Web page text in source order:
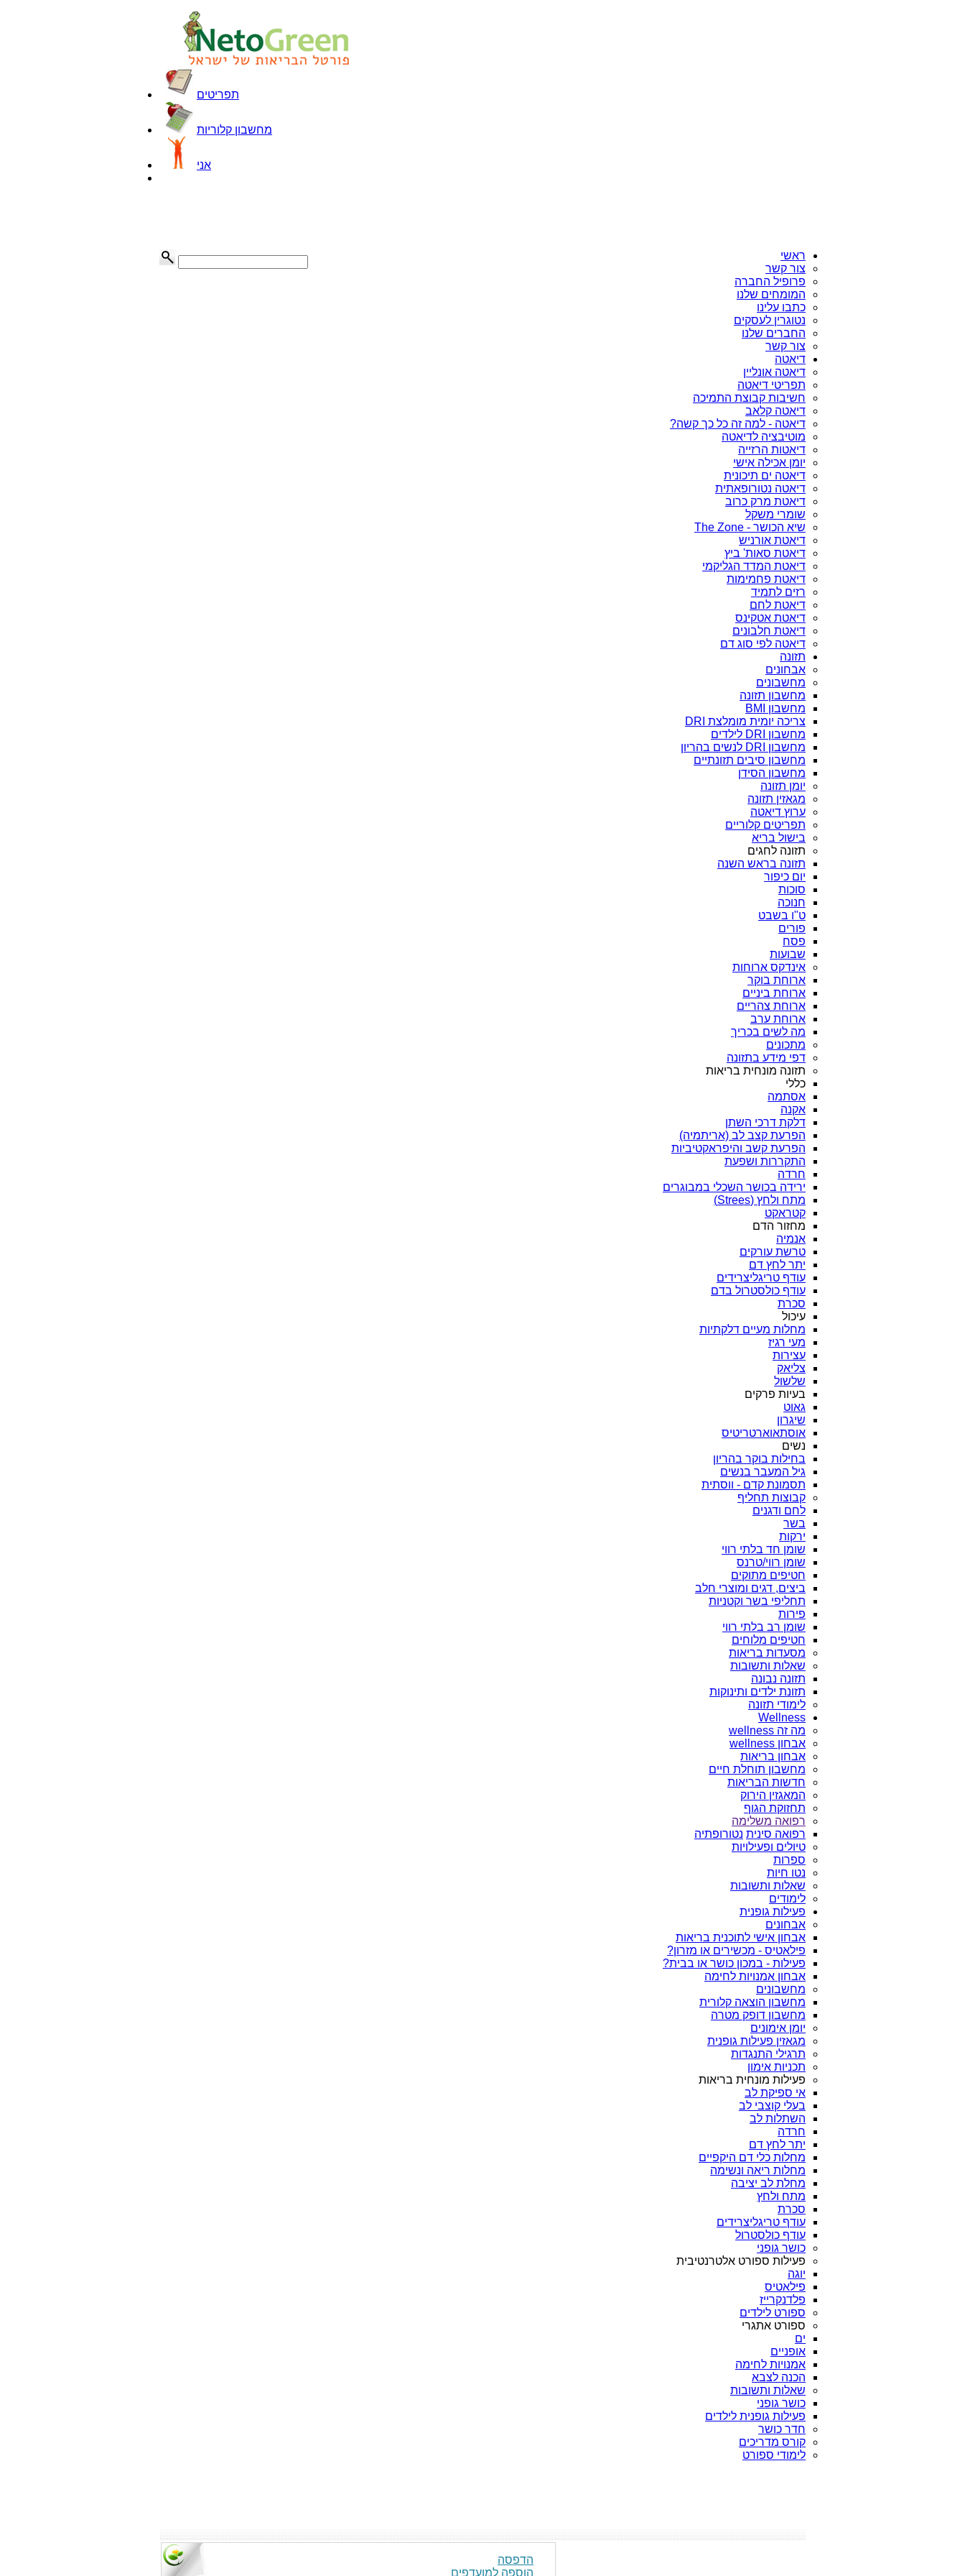
תפריטים
מחשבון קלוריות
אני
ראשי
צור קשר
פרופיל החברה
המומחים שלנו
כתבו עלינו
נטוגרין לעסקים
החברים שלנו
צור קשר
דיאטה
דיאטה אונליין
תפריטי דיאטה
חשיבות קבוצת התמיכה
דיאטה קלאב
דיאטה - למה זה כל כך קשה?
מוטיבציה לדיאטה
דיאטות הרזייה
יומן אכילה אישי
דיאטה ים תיכונית
דיאטה נטורופאתית
דיאטת מרק כרוב
שומרי משקל
שיא הכושר - The Zone
דיאטת אורניש
דיאטת סאות' ביץ
דיאטת המדד הגליקמי
דיאטת פחמימות
רזים לתמיד
דיאטת לחם
דיאטת אטקינס
דיאטת חלבונים
דיאטה לפי סוג דם
תזונה
אבחונים
מחשבונים
מחשבון תזונה
מחשבון BMI
צריכה יומית מומלצת DRI
מחשבון DRI לילדים
מחשבון DRI לנשים בהריון
מחשבון סיבים תזונתיים
מחשבון הסידן
יומן תזונה
מגאזין תזונה
ערוץ דיאטה
תפריטים קלוריים
בישול בריא
תזונה לחגים
תזונה בראש השנה
יום כיפור
סוכות
חנוכה
ט"ו בשבט
פורים
פסח
שבועות
אינדקס ארוחות
ארוחת בוקר
ארוחת ביניים
ארוחת צהריים
ארוחת ערב
מה לשים בכריך
מתכונים
דפי מידע בתזונה
תזונה מונחית בריאות
כללי
אסתמה
אקנה
דלקת דרכי השתן
הפרעת קצב לב (אריתמיה)
הפרעת קשב והיפראקטיביות
התקררות ושפעת
חרדה
ירידה בכושר השכלי במבוגרים
מתח ולחץ (Strees)
קטראקט
מחזור הדם
אנמיה
טרשת עורקים
יתר לחץ דם
עודף טריגליצרידים
עודף כולסטרול בדם
סכרת
עיכול
מחלות מעיים דלקתיות
מעי רגיז
עצירות
צליאק
שלשול
בעיות פרקים
גאוט
שיגרון
אוסתאוארטריטיס
נשים
בחילות בוקר בהריון
גיל המעבר בנשים
תסמונת קדם - ווסתית
קבוצות תחליף
לחם ודגנים
בשר
ירקות
שומן חד בלתי רווי
שומן רווי/טרנס
חטיפים מתוקים
ביצים, דגים ומוצרי חלב
תחליפי בשר וקטניות
פירות
שומן רב בלתי רווי
חטיפים מלוחים
מסעדות בריאות
שאלות ותשובות
תזונה נבונה
תזונת ילדים ותינוקות
לימודי תזונה
Wellness
מה זה wellness
אבחון wellness
אבחון בריאות
מחשבון תוחלת חיים
חדשות הבריאות
המאגזין הירוק
תחזוקת הגוף
רפואה משלימה
רפואה סינית נטורופתיה
טיולים ופעילויות
ספרות
נטו חיות
שאלות ותשובות
לימודים
פעילות גופנית
אבחונים
אבחון אישי לתוכנית בריאות
פילאטיס - מכשירים או מזרון?
פעילות - במכון כושר או בבית?
אבחון אמנויות לחימה
מחשבונים
מחשבון הוצאה קלורית
מחשבון דופק מטרה
יומן אימונים
מגאזין פעילות גופנית
תרגילי התנגדות
תכניות אימון
פעילות מונחית בריאות
אי ספיקת לב
בעלי קוצבי לב
השתלות לב
חרדה
יתר לחץ דם
מחלות כלי דם היקפיים
מחלות ריאה ונשימה
מחלת לב יציבה
מתח ולחץ
סכרת
עודף טריגליצרידים
עודף כולסטרול
כושר גופני
פעילות ספורט אלטרנטיבית
יוגה
פילאטיס
פלדנקרייז
ספורט לילדים
ספורט אתגרי
ים
אופניים
אמנויות לחימה
הכנה לצבא
שאלות ותשובות
כושר גופני
פעילות גופנית לילדים
חדר כושר
קורס מדריכים
לימודי ספורט
הדפסה
הוספה למועדפים